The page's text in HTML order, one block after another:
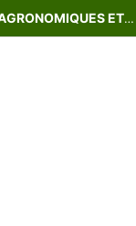
REVUE MAROCAINE DES SCIENCES AGRONOMIQUES ET VÉTÉRINAIRES